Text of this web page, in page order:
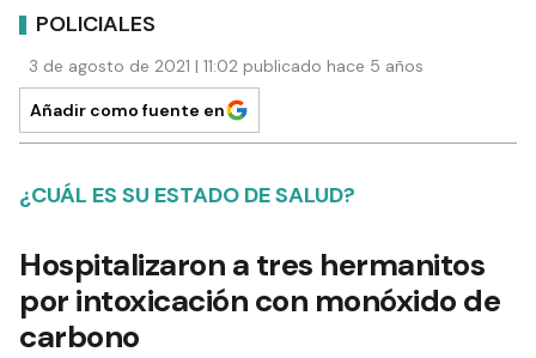
POLICIALES
3 de agosto de 2021 | 11:02 publicado hace 5 años
Añadir como fuente en
¿CUÁL ES SU ESTADO DE SALUD?
Hospitalizaron a tres hermanitos
por intoxicación con monóxido de
carbono